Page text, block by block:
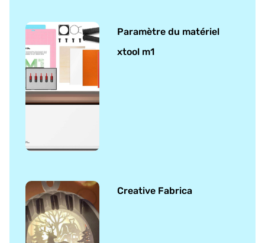
Paramètre du matériel
xtool m1
Creative Fabrica